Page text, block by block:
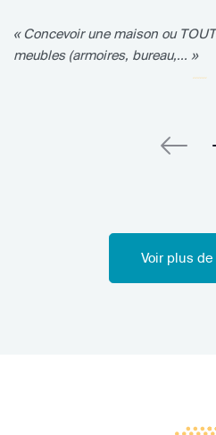
« Concevoir une maison ou
meubles (armoires, bureau,... »
Voir plus